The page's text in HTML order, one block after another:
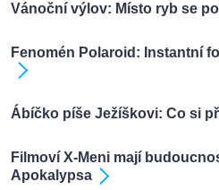
Vánoční výlov: Místo ryb se
Fenomén Polaroid: Instantní
Ábíčko píše Ježíškovi: Co si
Filmoví X-Meni mají
Apokalypsa